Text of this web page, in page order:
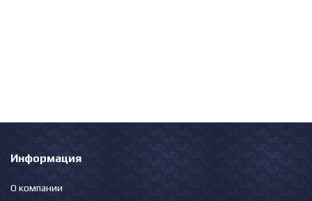
Информация
О компании